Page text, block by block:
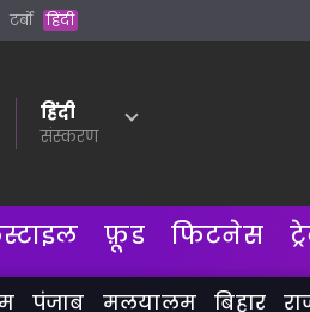
टर्बो हिंदी
हिंदी
संस्करण
फ़ूड फिटनेस
पंजाब मलयालम बिहार